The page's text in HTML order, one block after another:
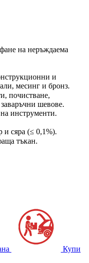
на неръждаема
и
месинг и бронз.
почистване,
шевове.
инструменти.
и сяра (≤ 0,1%).
тъкан.
Купи